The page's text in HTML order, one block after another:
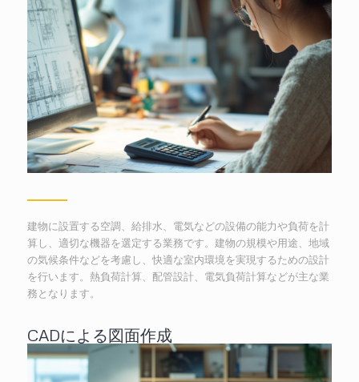
建物に設置する空調、給排水、電気などの設備の能力や負荷を計
算し、適切な機器を選定する業務です。建物の規模や用途、地域
の気候条件などを考慮し、快適な室内環境を実現するための設計
を行います。熱負荷計算、配管設計、電気負荷計算などが主な業
務となります。
CADによる図面作成